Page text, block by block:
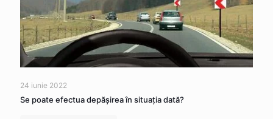
24 iunie 2022
Se poate efectua depăşirea în situaţia dată?